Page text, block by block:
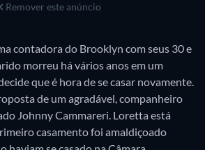
Remover este anúncio
contadora do Brooklyn com seus 30 e
morreu há vários anos em um
que é hora de se casar novamente.
de um agradável, companheiro
Johnny Cammareri. Loretta está
casamento foi amaldiçoado